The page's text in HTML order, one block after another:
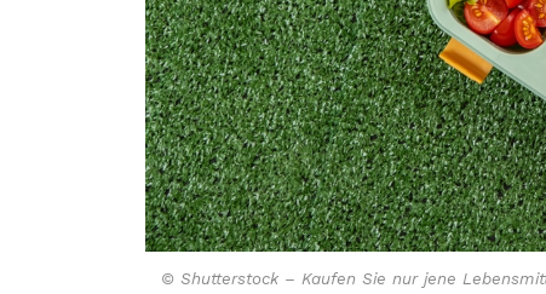
© Shutterstock – Kaufen Sie nur jene